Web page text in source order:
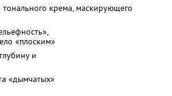
крема, маскирующего
«плоским»
и
«дымчатых»